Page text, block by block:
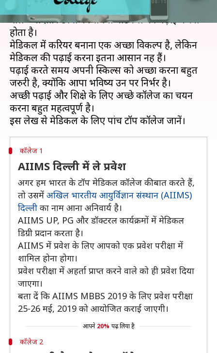
फिजिक्स, केमिस्ट्री और बायोलॉजी (PCB) से 12वीं करने
वाले ज्यादातर छात्रों का सपना मेडिकल की पढ़ाई करना
होता है।
मेडिकल में करियर बनाना एक अच्छा विकल्प है, लेकिन
मेडिकल की पढ़ाई करना इतना आसान नहीं हैं।
पढ़ाई करते समय अपनी स्किल्स को अच्छा करना बहुत
जरुरी है, क्योंकि आपा भविष्य उन पर निर्भर है।
अच्छी पढ़ाई और शिक्षे के लिए अच्छे कॉलेज का चयन
करना बहुत महत्वपूर्ण है।
कॉलेज 1
AIIMS दिल्ली में ले प्रवेश
अगर हम भारत के टॉप मेडिकल कॉलेज की बात करते हैं,
तो उसमें अखिल भारतीय आयुर्विज्ञान संस्थान (AIIMS)
दिल्ली का नाम आना अनिवार्य है।
AIIMS UP, PG और डॉक्टरल कार्यक्रमों में मेडिकल
डिग्री प्रदान करता है।
AIIMS में प्रवेश के लिए आपको एक प्रवेश परीक्षा में
शामिल होना होगा।
प्रवेश परीक्षा में अहर्ता प्राप्त करने वाले को ही प्रवेश दिया
जाएगा।
बता दें कि AIIMS MBBS 2019 के लिए प्रवेश परीक्षा
25-26 मई, 2019 को आयोजित कराई जाएगी।
आपने 20% पढ़ लिया है
कॉलेज 2